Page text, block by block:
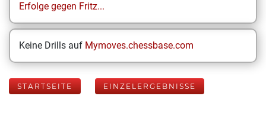
Erfolge gegen Fritz...
Keine Drills auf Mymoves.chessbase.com
STARTSEITE EINZELERGEBNISSE